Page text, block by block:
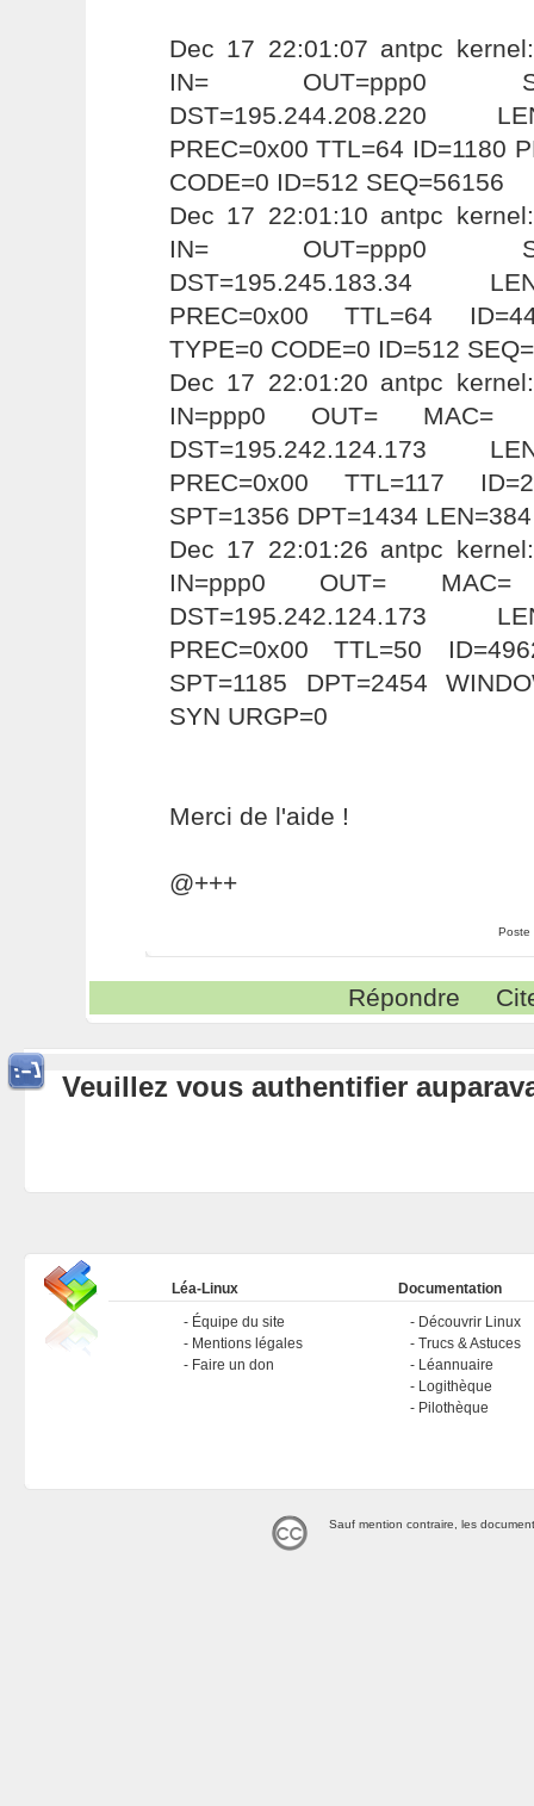
Dec 17 22:01:07 antpc
IN= OUT=ppp0
DST=195.244.208.220
PREC=0x00 TTL=64 ID=1180
CODE=0 ID=512 SEQ=56156
Dec 17 22:01:10 antpc
IN= OUT=ppp0
DST=195.245.183.34
PREC=0x00 TTL=64
TYPE=0 CODE=0 ID=512
Dec 17 22:01:20 antpc
IN=ppp0 OUT= MAC=
DST=195.242.124.173
PREC=0x00 TTL=117
SPT=1356 DPT=1434 LEN=384
Dec 17 22:01:26 antpc
IN=ppp0 OUT= MAC=
DST=195.242.124.173
PREC=0x00 TTL=50
SPT=1185 DPT=2454
SYN URGP=0
Merci de l'aide !
@+++
Poste
Répondre
Veuillez vous authentifier
Léa-Linux
Équipe du site
Mentions légales
Faire un don
Documentation
Découvrir Linux
Trucs & Astuces
Léannuaire
Logithèque
Pilothèque
Sauf mention contraire, les